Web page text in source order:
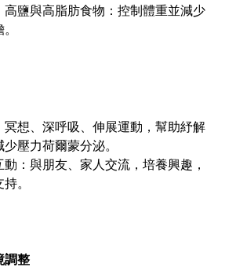
高鹽與高脂肪食物：控制體重並減少
冥想、深呼吸、伸展運動，幫助紓解
壓力荷爾蒙分泌。
：與朋友、家人交流，培養興趣，
。
調整